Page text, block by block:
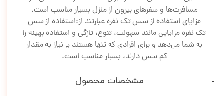
مسافرت‌ها و سفرهای بیرون از منزل بسیار مناسب است.
مزایای استفاده از سس تک نفره عبارتند از:استفاده از سس
تک نفره مزایایی مانند سهولت، تنوع، تازگی و استفاده بهینه را
به شما می‌دهد و برای افرادی که تنها هستند یا نیاز به مقدار
کم سس دارند، بسیار مناسب است.
مشخصات محصول